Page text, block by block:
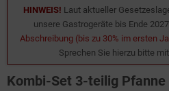
HINWEIS! Laut aktueller
unsere Gastrogeräte bis Ende
Abschreibung (bis zu 30% im ersten
Sprechen Sie hierzu bitte
Kombi-Set 3-teilig Pfanne